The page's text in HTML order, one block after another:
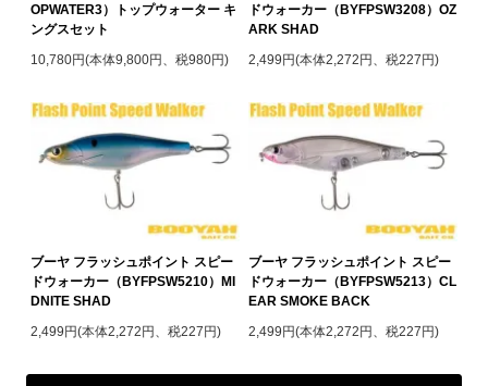
OPWATER3）トップウォーター キ
ングスセット
10,780円(本体9,800円、税980円)
ドウォーカー（BYFPSW3208）OZ
ARK SHAD
2,499円(本体2,272円、税227円)
ブーヤ フラッシュポイント スピー
ドウォーカー（BYFPSW5210）MI
DNITE SHAD
2,499円(本体2,272円、税227円)
ブーヤ フラッシュポイント スピー
ドウォーカー（BYFPSW5213）CL
EAR SMOKE BACK
2,499円(本体2,272円、税227円)